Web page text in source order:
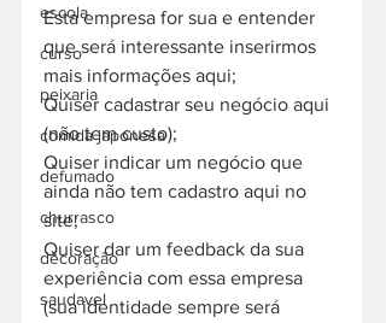
escola
curso
peixaria
comida japonesa
defumado
churrasco
decoração
saudavel
Esta empresa for sua e entender
que será interessante inserirmos
mais informações aqui;
Quiser cadastrar seu negócio aqui
(não tem custo);
Quiser indicar um negócio que
ainda não tem cadastro aqui no
site;
Quiser dar um feedback da sua
experiência com essa empresa
(sua identidade sempre será